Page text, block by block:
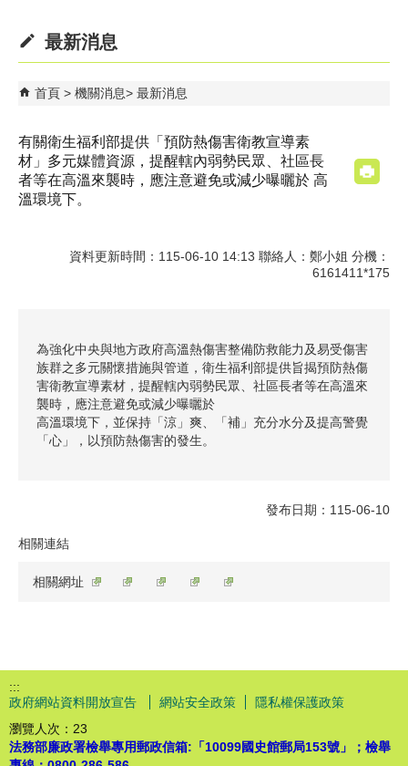
最新消息
首頁 機關消息 最新消息
有關衛生福利部提供「預防熱傷害衛教宣導素
材」多元媒體資源，提醒轄內弱勢民眾、社區長
者等在高溫來襲時，應注意避免或減少曝曬於 高
溫環境下。
資料更新時間：115-06-10 14:13 聯絡人：鄭小姐 分機：
6161411*175
為強化中央與地方政府高溫熱傷害整備防救能力及易受傷害
族群之多元關懷措施與管道，衛生福利部提供旨揭預防熱傷
害衛教宣導素材，提醒轄內弱勢民眾、社區長者等在高溫來
襲時，應注意避免或減少曝曬於
高溫環境下，並保持「涼」爽、「補」充分水分及提高警覺
「心」，以預防熱傷害的發生。
發布日期：115-06-10
相關連結
相關網址
:::
政府網站資料開放宣告
網站安全政策
隱私權保護政策
瀏覽人次： 23
法務部廉政署檢舉專用郵政信箱:「10099國史館郵局153號」；檢舉